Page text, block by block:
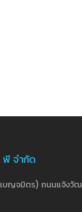
พี จำกัด
ญจมิตร) ถนนแจ้งวัฒ